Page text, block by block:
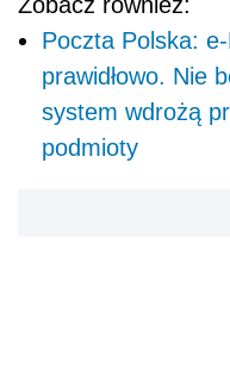
Poczta Polska:
prawidłowo. Nie
system wdrożą
podmioty